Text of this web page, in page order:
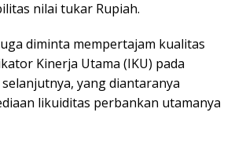
nilai tukar Rupiah.
diminta mempertajam kualitas
Kinerja Utama (IKU) pada
yang diantaranya
likuiditas perbankan utamanya